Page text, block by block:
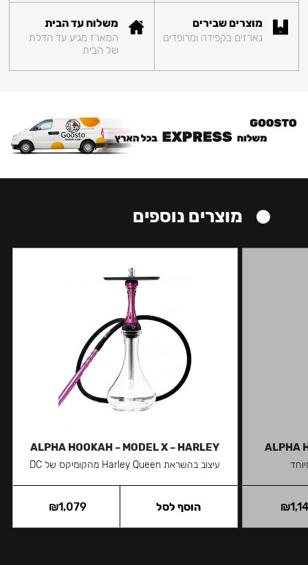
מוצרים שבירים
נארזים בקפידה ומרופדים
משלוח עד הבית
המארז מגיע עד הדלת
של הבית
מוצרים נוספים
ALPHA
₪
ALPHA HOOKAH – MODEL X – HARLEY
עיצוב בהשראת Harley Queen מהקומיקס של DC
₪1,079 הוסף לסל